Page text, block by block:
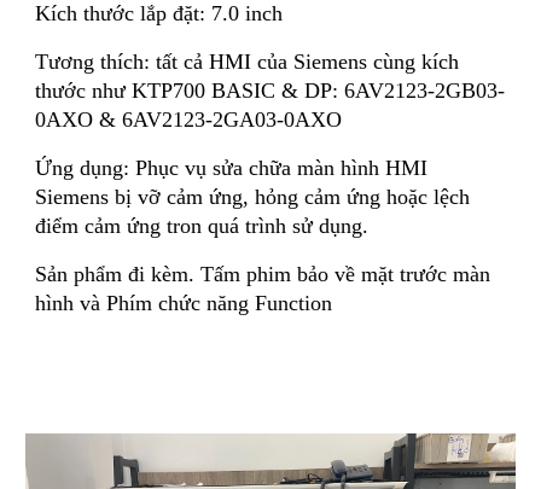
Kích thước lắp đặt: 7.0 inch
Tương thích: tất cả HMI của Siemens cùng kích
thước như KTP700 BASIC & DP: 6AV2123-2GB03-
0AXO & 6AV2123-2GA03-0AXO
Ứng dụng: Phục vụ sửa chữa màn hình HMI
Siemens bị vỡ cảm ứng, hỏng cảm ứng hoặc lệch
điểm cảm ứng tron quá trình sử dụng.
Sản phẩm đi kèm. Tấm phim bảo về mặt trước màn
hình và Phím chức năng Function